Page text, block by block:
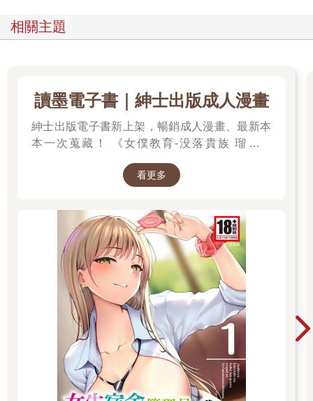
相關主題
讀墨電子書｜紳士出版成人漫畫
紳士出版電子書新上架，暢銷成人漫畫、最新本
本一次蒐藏！ 《女僕教育-没落貴族 瑠璃川
●得死去活來》等熱門系列作品任君挑選，隨時
看更多